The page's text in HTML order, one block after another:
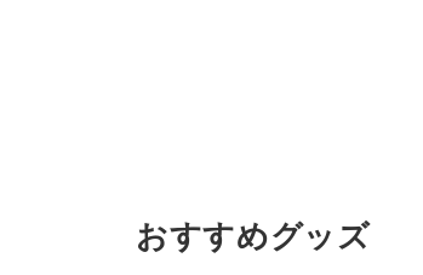
おすすめグッズ